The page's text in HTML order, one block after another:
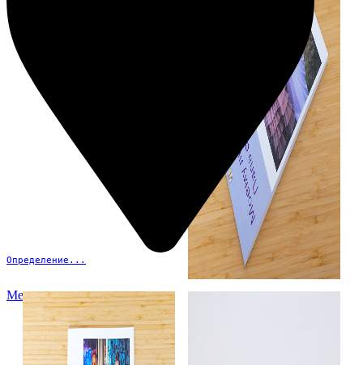
Определение...
Меню